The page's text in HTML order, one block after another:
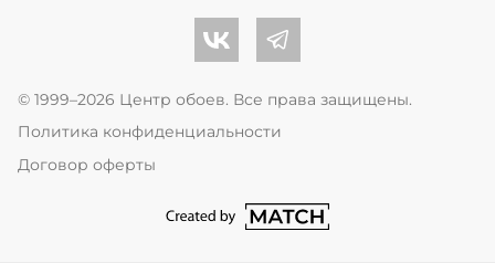
Центр обоев во Вконтакте
Центр обоев в Телеграме
© 1999–2026 Центр обоев. Все права защищены.
Политика конфиденциальности
Договор оферты
перейти на сайт студии Match